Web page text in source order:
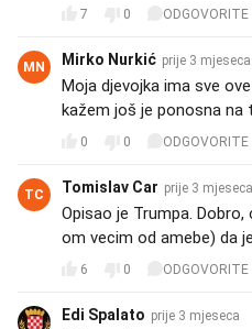
7 0 ODGOVORITE
MN Mirko Nurkić prije 3 mjeseca
Moja djevojka ima sve
kažem još je ponosna na
0 0 ODGOVORITE
TC Tomislav Car prije 3 mjeseca
Opisao je Trumpa.
om vecim od amebe) da
6 0 ODGOVORITE
Edi Spalato prije 3 mjeseca